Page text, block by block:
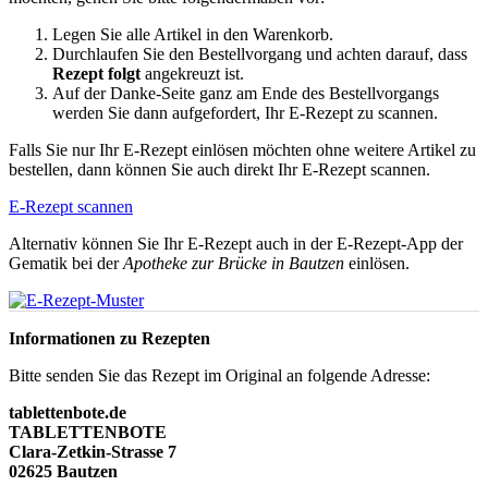
Legen Sie alle Artikel in den Warenkorb.
Durchlaufen Sie den Bestellvorgang und achten darauf, dass
Rezept folgt angekreuzt ist.
Auf der Danke-Seite ganz am Ende des Bestellvorgangs
werden Sie dann aufgefordert, Ihr E-Rezept zu scannen.
Falls Sie nur Ihr E-Rezept einlösen möchten ohne weitere Artikel zu
bestellen, dann können Sie auch direkt Ihr E-Rezept scannen.
E-Rezept scannen
Alternativ können Sie Ihr E-Rezept auch in der E-Rezept-App der
Gematik bei derApotheke zur Brücke in Bautzen einlösen.
Informationen zu Rezepten
Bitte senden Sie das Rezept im Original an folgende Adresse:
tablettenbote.de
TABLETTENBOTE
Clara-Zetkin-Strasse 7
02625 Bautzen